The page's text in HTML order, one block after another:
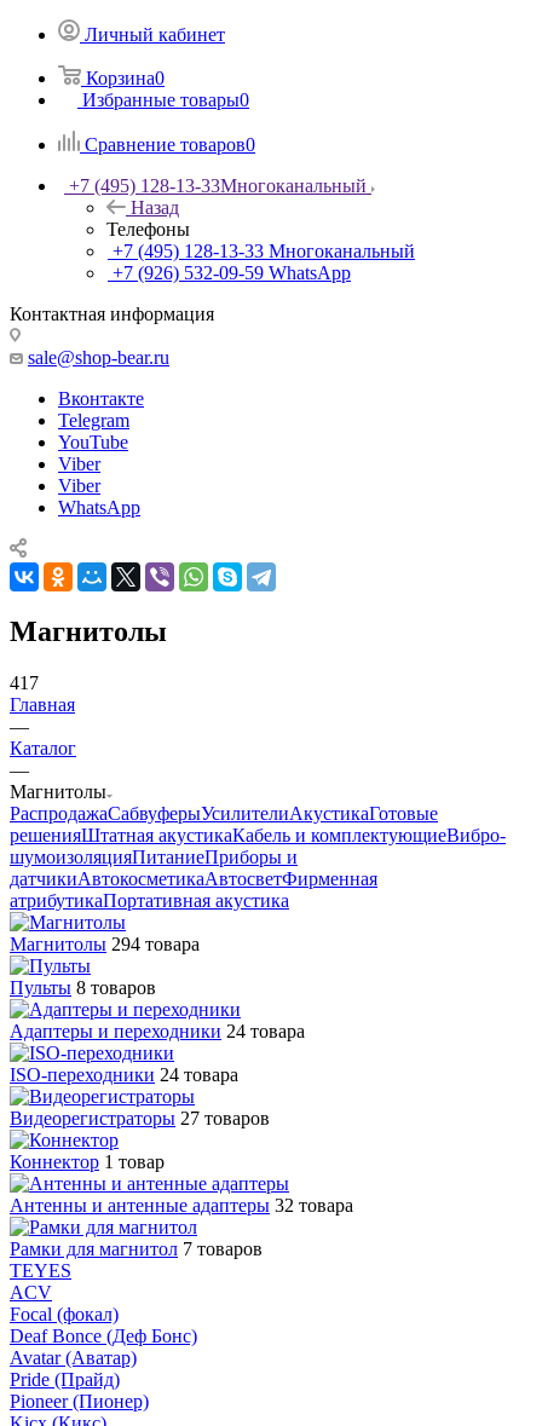
Личный кабинет
Корзина0
Избранные товары0
Сравнение товаров0
+7 (495) 128-13-33Многоканальный
Назад
Телефоны
+7 (495) 128-13-33 Многоканальный
+7 (926) 532-09-59 WhatsApp
Контактная информация
sale@shop-bear.ru
Вконтакте
Telegram
YouTube
Viber
Viber
WhatsApp
Магнитолы
417
Главная
—
Каталог
—
Магнитолы
РаспродажаСабвуферыУсилителиАкустикаГотовые
решенияШтатная акустикаКабель и комплектующиеВибро-
шумоизоляцияПитаниеПриборы и
датчикиАвтокосметикаАвтосветФирменная
атрибутикаПортативная акустика
Магнитолы 294 товара
Пульты 8 товаров
Адаптеры и переходники 24 товара
ISO-переходники 24 товара
Видеорегистраторы 27 товаров
Коннектор 1 товар
Антенны и антенные адаптеры 32 товара
Рамки для магнитол 7 товаров
TEYES
ACV
Focal (фокал)
Deaf Bonce (Деф Бонс)
Avatar (Аватар)
Pride (Прайд)
Pioneer (Пионер)